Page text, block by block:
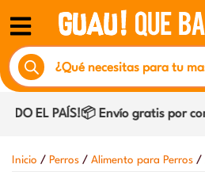
contenido
Búsqueda
de
productos
EL PAÍS!📦 Envío gratis por
Inicio / Perros / Alimento para Perros /